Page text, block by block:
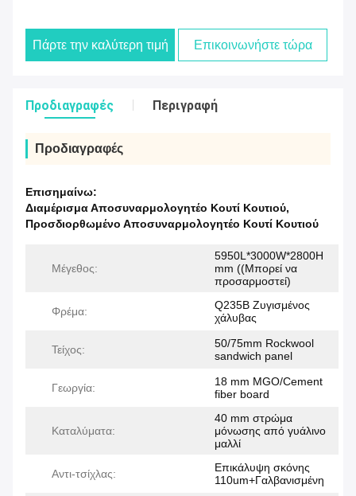
Πάρτε την καλύτερη τιμή Επικοινωνήστε τώρα
Προδιαγραφές Περιγραφή
Προδιαγραφές
Επισημαίνω:
Διαμέρισμα Αποσυναρμολογητέο Κουτί Κουτιού,
Προσδιορθωμένο Αποσυναρμολογητέο Κουτί Κουτιού
Μέγεθος:
5950L*3000W*2800H
mm ((Μπορεί να
προσαρμοστεί)
Φρέμα:
Q235B Ζυγισμένος
χάλυβας
Τείχος:
50/75mm Rockwool
sandwich panel
Γεωργία:
18 mm MGO/Cement
fiber board
Καταλύματα:
40 mm στρώμα
μόνωσης από γυάλινο
μαλλί
Αντι-τσίχλας:
Επικάλυψη σκόνης
110um+Γαλβανισμένη